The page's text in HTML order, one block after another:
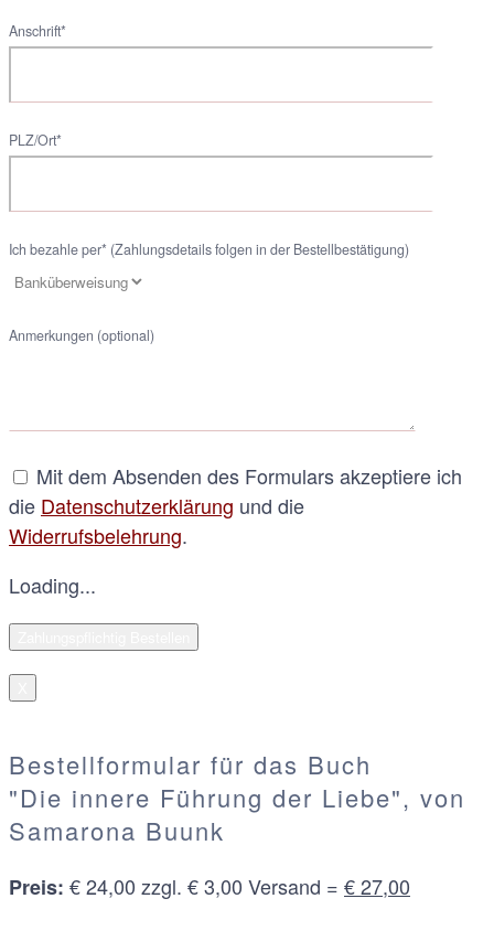
Anschrift*
PLZ/Ort*
Ich bezahle per* (Zahlungsdetails folgen in der Bestellbestätigung)
Anmerkungen (optional)
Mit dem Absenden des Formulars akzeptiere ich
die Datenschutzerklärung und die
Widerrufsbelehrung.
Loading...
Bestellformular für das Buch
"Die innere Führung der Liebe", von
Samarona Buunk
Preis: € 24,00 zzgl. € 3,00 Versand = € 27,00